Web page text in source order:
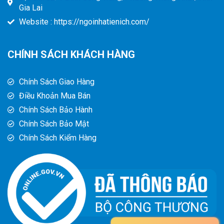
Gia Lai
Website : https://ngoinhatienich.com/
CHÍNH SÁCH KHÁCH HÀNG
Chính Sách Giao Hàng
Điều Khoản Mua Bán
Chính Sách Bảo Hành
Chính Sách Bảo Mật
Chính Sách Kiểm Hàng